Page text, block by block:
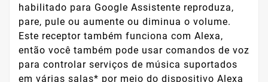
habilitado para Google Assistente reproduza,
pare, pule ou aumente ou diminua o volume.
Este receptor também funciona com Alexa,
então você também pode usar comandos de voz
para controlar serviços de música suportados
em várias salas* por meio do dispositivo Alexa